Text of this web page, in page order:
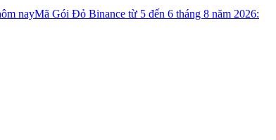
nayMã Gói Đỏ Binance từ 5 đến 6 tháng 8 năm 2026: